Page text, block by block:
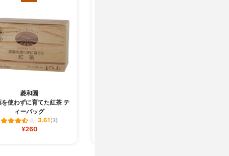
菱和園
を使わずに育てた紅茶 テ
ィーバッグ
3.61(3)
¥260